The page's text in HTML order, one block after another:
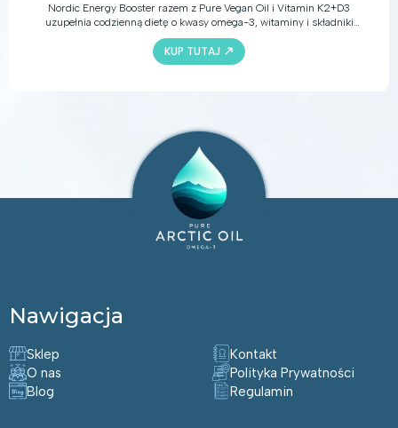
Nordic Energy Booster razem z Pure Vegan Oil i Vitamin K2+D3
uzupełnia codzienną dietę o kwasy omega-3, witaminy i składniki
mineralne. W połączeniu ze zdrową i zrównoważoną dietą produkty te
dostarczą bogactwo aktywnych składników, które pomogą zachować
zdrowy układ odpornościowy i układ krążenia, wzmocnią kości oraz
KUP TUTAJ
Nawigacja
Sklep
O nas
Blog
Kontakt
Polityka Prywatności
Regulamin